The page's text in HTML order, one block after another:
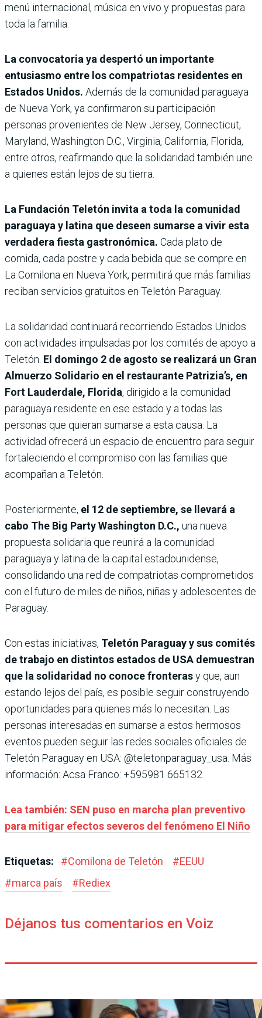
menú internacional, música en vivo y propuestas para
toda la familia.
La convocatoria ya despertó un importante
entusiasmo entre los compatriotas residentes en
Estados Unidos. Además de la comunidad paraguaya
de Nueva York, ya confirmaron su participación
personas provenientes de New Jersey, Connecticut,
Maryland, Washington D.C., Virginia, California, Florida,
entre otros, reafirmando que la solidaridad también une
a quienes están lejos de su tierra.
La Fundación Teletón invita a toda la comunidad
paraguaya y latina que deseen sumarse a vivir esta
verdadera fiesta gastronómica. Cada plato de
comida, cada postre y cada bebida que se compre en
La Comilona en Nueva York, permitirá que más familias
reciban servicios gratuitos en Teletón Paraguay.
La solidaridad continuará recorriendo Estados Unidos
con actividades impulsadas por los comités de apoyo a
Teletón. El domingo 2 de agosto se realizará un Gran
Almuerzo Solidario en el restaurante Patrizia’s, en
Fort Lauderdale, Florida, dirigido a la comunidad
paraguaya residente en ese estado y a todas las
personas que quieran sumarse a esta causa. La
actividad ofrecerá un espacio de encuentro para seguir
fortaleciendo el compromiso con las familias que
acompañan a Teletón.
Posteriormente, el 12 de septiembre, se llevará a
cabo The Big Party Washington D.C., una nueva
propuesta solidaria que reunirá a la comunidad
paraguaya y latina de la capital estadounidense,
consolidando una red de compatriotas comprometidos
con el futuro de miles de niños, niñas y adolescentes de
Paraguay.
Con estas iniciativas, Teletón Paraguay y sus comités
de trabajo en distintos estados de USA demuestran
que la solidaridad no conoce fronterasy que, aun
estando lejos del país, es posible seguir construyendo
oportunidades para quienes más lo necesitan. Las
personas interesadas en sumarse a estos hermosos
eventos pueden seguir las redes sociales oficiales de
Teletón Paraguay en USA: @teletonparaguay_usa. Más
información: Acsa Franco: +595981 665132.
Lea también: SEN puso en marcha plan preventivo
para mitigar efectos severos del fenómeno El Niño
Etiquetas: #Comilona de Teletón #EEUU
#marca país #Rediex
Déjanos tus comentarios en Voiz